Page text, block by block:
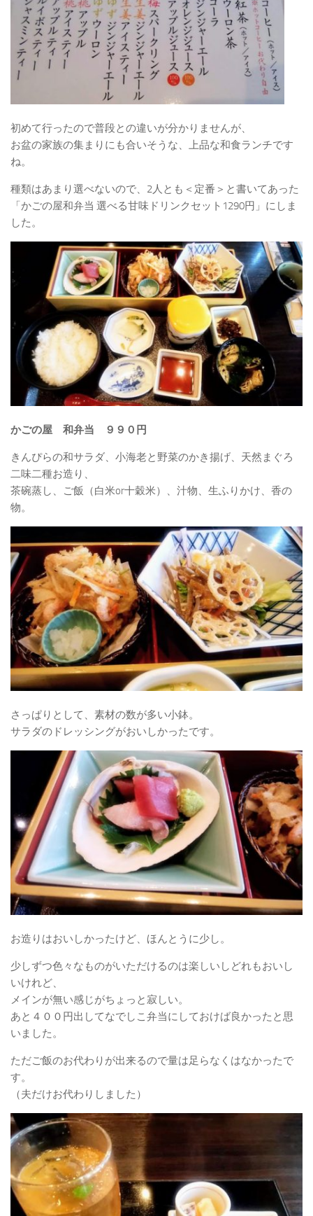
初めて行ったので普段との違いが分かりませんが、
お盆の家族の集まりにも合いそうな、上品な和食ランチです
ね。
種類はあまり選べないので、2人とも＜定番＞と書いてあった
「かごの屋和弁当 選べる甘味ドリンクセット1290円」にしま
した。
かごの屋 和弁当 ９９０円
きんぴらの和サラダ、小海老と野菜のかき揚げ、天然まぐろ
二味二種お造り、
茶碗蒸し、ご飯（白米or十穀米）、汁物、生ふりかけ、香の
物。
さっぱりとして、素材の数が多い小鉢。
サラダのドレッシングがおいしかったです。
お造りはおいしかったけど、ほんとうに少し。
少しずつ色々なものがいただけるのは楽しいしどれもおいし
いけれど、
メインが無い感じがちょっと寂しい。
あと４００円出してなでしこ弁当にしておけば良かったと思
いました。
ただご飯のお代わりが出来るので量は足らなくはなかったで
す。
（夫だけお代わりしました）